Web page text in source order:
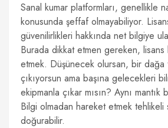
Sanal kumar platformları, genellikle
konusunda şeffaf olmayabiliyor.
güvenilirlikleri hakkında net bilgiye
Burada dikkat etmen gereken,
etmek. Düşünecek olursan, bir dağa
çıkıyorsun ama başına gelecekleri
ekipmanla çıkar mısın? Aynı
Bilgi olmadan hareket etmek tehlikeli
doğurabilir.